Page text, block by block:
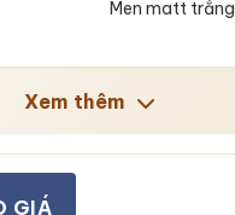
Men matt trắng
Xem thêm
GIÁ